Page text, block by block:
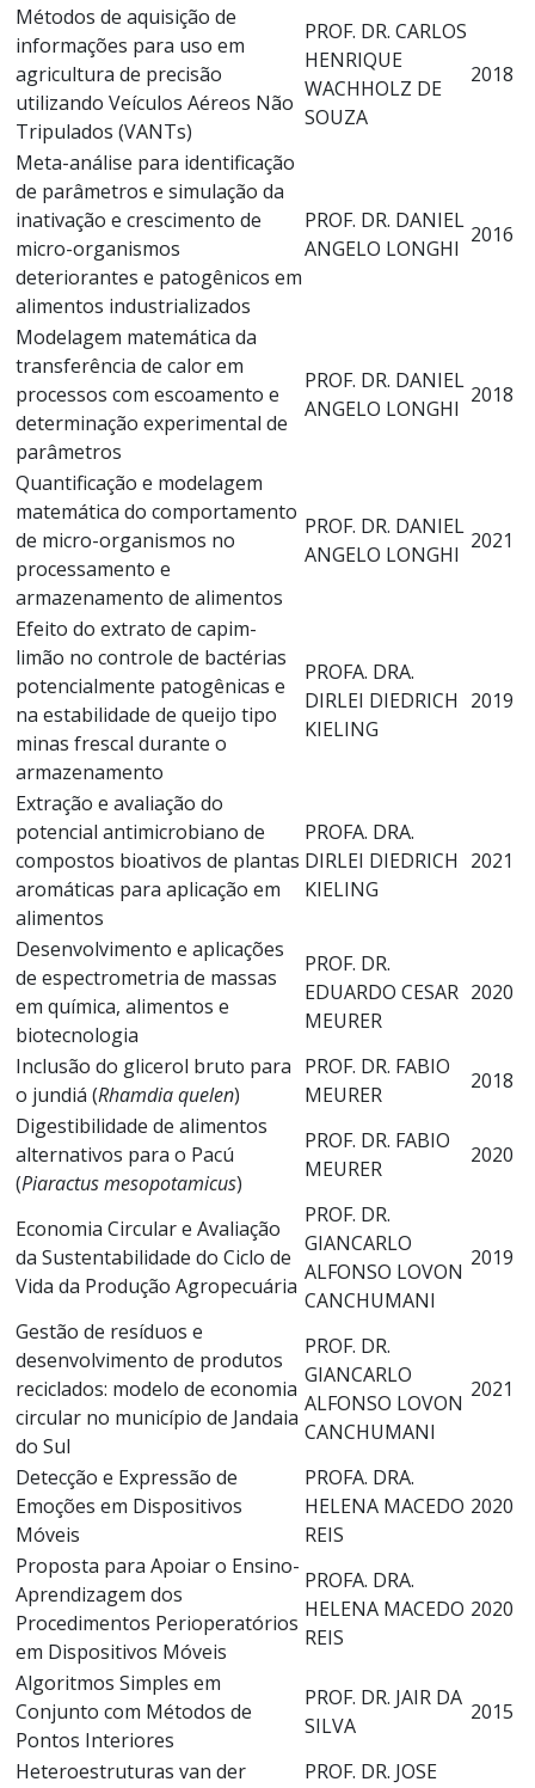
Métodos de aquisição de
informações para uso em
agricultura de precisão
utilizando Veículos Aéreos Não
Tripulados (VANTs)
PROF. DR. CARLOS
HENRIQUE
WACHHOLZ DE
SOUZA
2018
Meta-análise para identificação
de parâmetros e simulação da
inativação e crescimento de
micro-organismos
deteriorantes e patogênicos em
alimentos industrializados
PROF. DR. DANIEL
ANGELO LONGHI
2016
Modelagem matemática da
transferência de calor em
processos com escoamento e
determinação experimental de
parâmetros
PROF. DR. DANIEL
ANGELO LONGHI
2018
Quantificação e modelagem
matemática do comportamento
de micro-organismos no
processamento e
armazenamento de alimentos
PROF. DR. DANIEL
ANGELO LONGHI
2021
Efeito do extrato de capim-
limão no controle de bactérias
potencialmente patogênicas e
na estabilidade de queijo tipo
minas frescal durante o
armazenamento
PROFA. DRA.
DIRLEI DIEDRICH
KIELING
2019
Extração e avaliação do
potencial antimicrobiano de
compostos bioativos de plantas
aromáticas para aplicação em
alimentos
PROFA. DRA.
DIRLEI DIEDRICH
KIELING
2021
Desenvolvimento e aplicações
de espectrometria de massas
em química, alimentos e
biotecnologia
PROF. DR.
EDUARDO CESAR
MEURER
2020
Inclusão do glicerol bruto para
o jundiá (Rhamdia quelen)
PROF. DR. FABIO
MEURER
2018
Digestibilidade de alimentos
alternativos para o Pacú
(Piaractus mesopotamicus)
PROF. DR. FABIO
MEURER
2020
Economia Circular e Avaliação
da Sustentabilidade do Ciclo de
Vida da Produção Agropecuária
PROF. DR.
GIANCARLO
ALFONSO LOVON
CANCHUMANI
2019
Gestão de resíduos e
desenvolvimento de produtos
reciclados: modelo de economia
circular no município de Jandaia
do Sul
PROF. DR.
GIANCARLO
ALFONSO LOVON
CANCHUMANI
2021
Detecção e Expressão de
Emoções em Dispositivos
Móveis
PROFA. DRA.
HELENA MACEDO
REIS
2020
Proposta para Apoiar o Ensino-
Aprendizagem dos
Procedimentos Perioperatórios
em Dispositivos Móveis
PROFA. DRA.
HELENA MACEDO
REIS
2020
Algoritmos Simples em
Conjunto com Métodos de
Pontos Interiores
PROF. DR. JAIR DA
SILVA
2015
Heteroestruturas van der
PROF. DR. JOSE